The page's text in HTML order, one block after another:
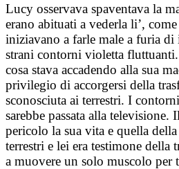
Lucy osservava spaventava la
erano abituati a vederla li’,
iniziavano a farle male a furia
strani contorni violetta fluttuanti.
cosa stava accadendo alla sua
privilegio di accorgersi della
sconosciuta ai terrestri. I
sarebbe passata alla
pericolo la sua vita e quella
terrestri e lei era testimone della
a muovere un solo muscolo per